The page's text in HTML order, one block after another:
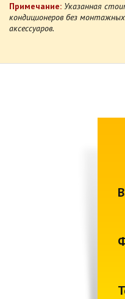
Примечание: Указанная
кондиционеров без
аксессуаров.